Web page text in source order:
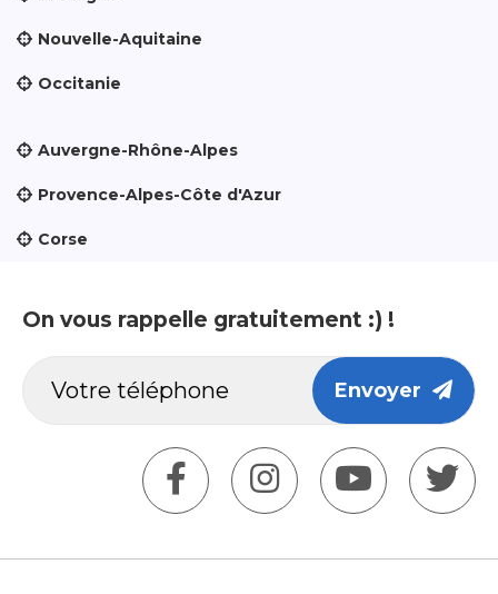
Nouvelle-Aquitaine
Occitanie
Auvergne-Rhône-Alpes
Provence-Alpes-Côte d'Azur
Corse
On vous rappelle gratuitement :) !
Envoyer